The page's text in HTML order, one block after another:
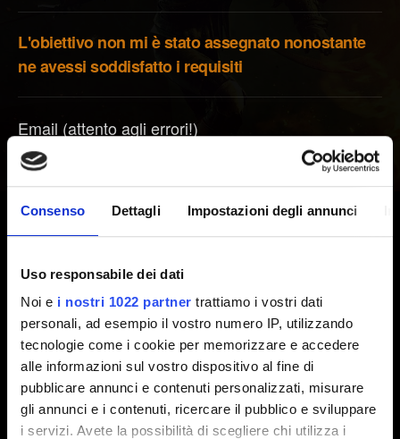
Consenso Dettagli Impostazioni degli annunci
Uso responsabile dei dati
Noi e i nostri 1022 partner trattiamo i vostri dati
personali, ad esempio il vostro numero IP, utilizzando
tecnologie come i cookie per memorizzare e accedere
alle informazioni sul vostro dispositivo al fine di
pubblicare annunci e contenuti personalizzati, misurare
gli annunci e i contenuti, ricercare il pubblico e sviluppare
i servizi. Avete la possibilità di scegliere chi utilizza i
L'obiettivo non mi è stato assegnato nonostante
ne avessi soddisfatto i requisiti
Email (attento agli errori!)
Aggiungi file
schermata per evidenziare un problema grafico).
Esplora